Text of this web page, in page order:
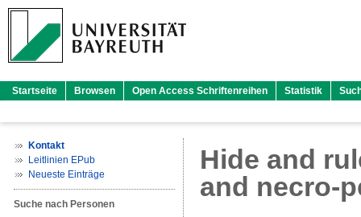
Startseite Browsen Open Access Schriftenreihen Statistik
Kontakt
Leitlinien EPub
Neueste Einträge
Suche nach Personen
Hide and
and necro-